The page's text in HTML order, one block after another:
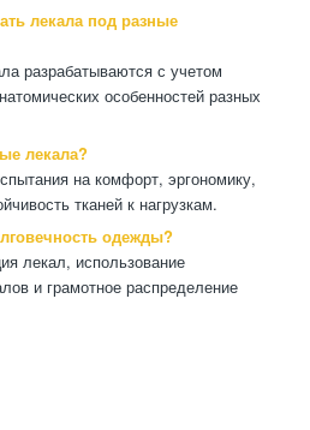
лекала под разные
разрабатываются с учетом
особенностей разных
лекала?
на комфорт, эргономику,
тканей к нагрузкам.
одежды?
лекал, использование
и грамотное распределение